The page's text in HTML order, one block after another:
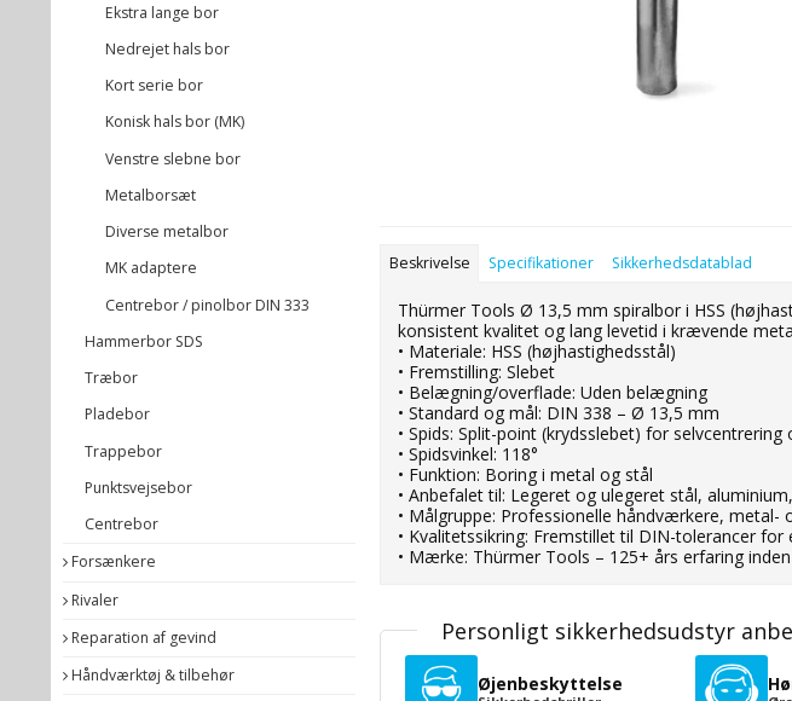
Ekstra lange bor
Nedrejet hals bor
Kort serie bor
Konisk hals bor (MK)
Venstre slebne bor
Metalborsæt
Diverse metalbor
MK adaptere
Centrebor / pinolbor DIN 333
Hammerbor SDS
Træbor
Pladebor
Trappebor
Punktsvejsebor
Centrebor
Forsænkere
Rivaler
Reparation af gevind
Håndværktøj & tilbehør
Beskrivelse Specifikationer Sikkerhedsdatablad
Thürmer Tools Ø 13,5 mm spiralbor i HSS
konsistent kvalitet og lang levetid i krævende
• Materiale: HSS (højhastighedsstål)
• Fremstilling: Slebet
• Belægning/overflade: Uden belægning
• Standard og mål: DIN 338 – Ø 13,5 mm
• Spids: Split-point (krydsslebet) for selvcentrering
• Spidsvinkel: 118°
• Funktion: Boring i metal og stål
• Anbefalet til: Legeret og ulegeret stål,
• Målgruppe: Professionelle håndværkere,
• Kvalitetssikring: Fremstillet til DIN-tolerancer
• Mærke: Thürmer Tools – 125+ års erfaring
Personligt sikkerhedsudstyr
Øjenbeskyttelse